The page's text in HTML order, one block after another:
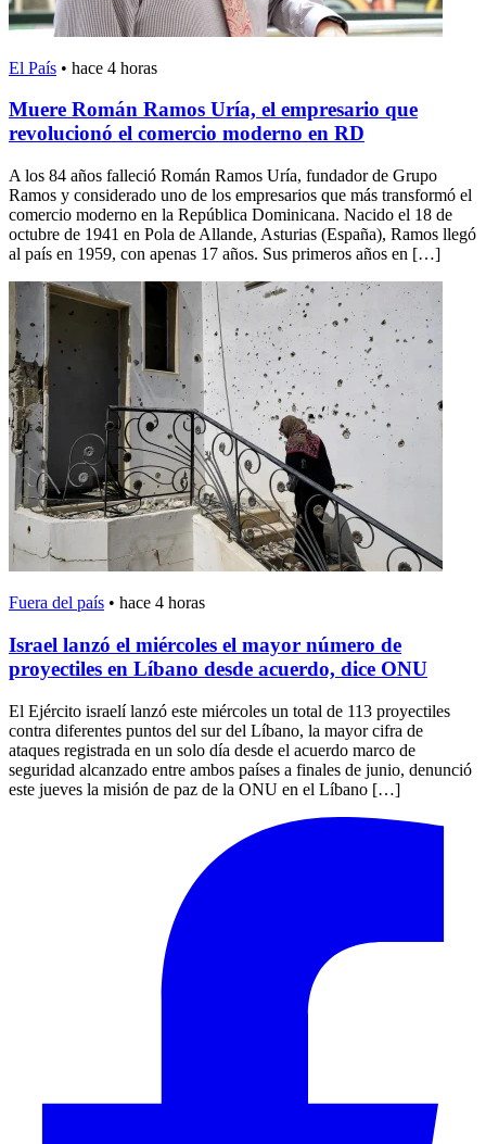
El País • hace 4 horas
Muere Román Ramos Uría, el empresario que
revolucionó el comercio moderno en RD
A los 84 años falleció Román Ramos Uría, fundador de Grupo
Ramos y considerado uno de los empresarios que más transformó el
comercio moderno en la República Dominicana. Nacido el 18 de
octubre de 1941 en Pola de Allande, Asturias (España), Ramos llegó
al país en 1959, con apenas 17 años. Sus primeros años en […]
Fuera del país • hace 4 horas
Israel lanzó el miércoles el mayor número de
proyectiles en Líbano desde acuerdo, dice ONU
El Ejército israelí lanzó este miércoles un total de 113 proyectiles
contra diferentes puntos del sur del Líbano, la mayor cifra de
ataques registrada en un solo día desde el acuerdo marco de
seguridad alcanzado entre ambos países a finales de junio, denunció
este jueves la misión de paz de la ONU en el Líbano […]